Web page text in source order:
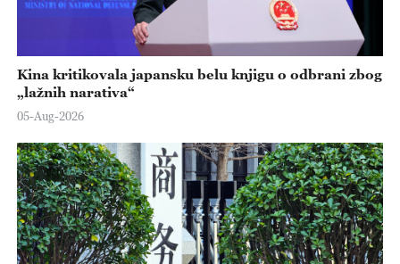
Kina kritikovala japansku belu knjigu o odbrani zbog
„lažnih narativa“
05-Aug-2026